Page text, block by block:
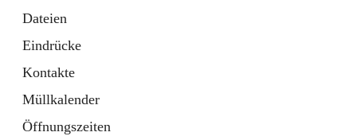
Dateien
Eindrücke
Kontakte
Müllkalender
Öffnungszeiten